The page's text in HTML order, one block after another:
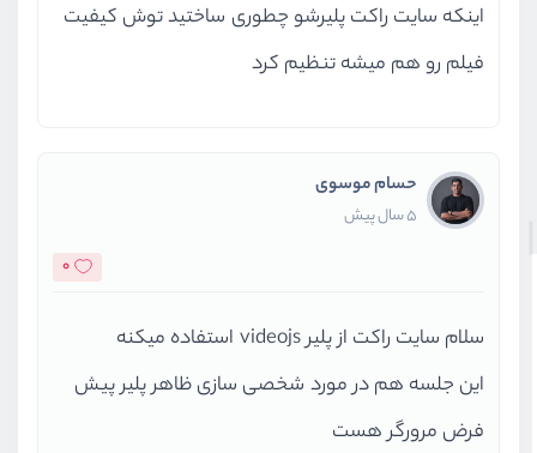
اینکه سایت راکت پلیرشو چطوری ساختید توش کیفیت
فیلم رو هم میشه تنظیم کرد
حسام موسوی
5 سال پیش
0
سلام سایت راکت از پلیر videojs استفاده میکنه
این جلسه هم در مورد شخصی سازی ظاهر پلیر پیش
فرض مرورگر هست